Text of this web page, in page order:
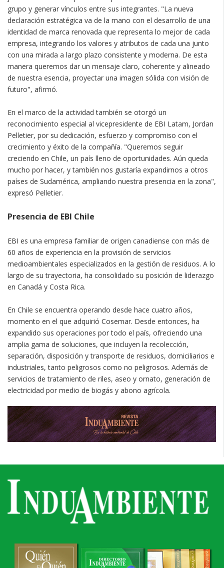
grupo y generar vínculos entre sus integrantes. "La nueva
declaración estratégica va de la mano con el desarrollo de una
identidad de marca renovada que representa lo mejor de cada
empresa, integrando los valores y atributos de cada una junto
con una mirada a largo plazo consistente y moderna. De esta
manera queremos dar un mensaje claro, coherente y alineado
de nuestra esencia, proyectar una imagen sólida con visión de
futuro", afirmó.
En el marco de la actividad también se otorgó un
reconocimiento especial al vicepresidente de EBI Latam, Jordan
Pelletier, por su dedicación, esfuerzo y compromiso con el
crecimiento y éxito de la compañía. "Queremos seguir
creciendo en Chile, un país lleno de oportunidades. Aún queda
mucho por hacer, y también nos gustaría expandirnos a otros
países de Sudamérica, ampliando nuestra presencia en la zona",
expresó Pelletier.
Presencia de EBI Chile
EBI es una empresa familiar de origen canadiense con más de
60 años de experiencia en la provisión de servicios
medioambientales especializados en la gestión de residuos. A lo
largo de su trayectoria, ha consolidado su posición de liderazgo
en Canadá y Costa Rica.
En Chile se encuentra operando desde hace cuatro años,
momento en el que adquirió Cosemar. Desde entonces, ha
expandido sus operaciones por todo el país, ofreciendo una
amplia gama de soluciones, que incluyen la recolección,
separación, disposición y transporte de residuos, domiciliarios e
industriales, tanto peligrosos como no peligrosos. Además de
servicios de tratamiento de riles, aseo y ornato, generación de
electricidad por medio de biogás y abono agrícola.